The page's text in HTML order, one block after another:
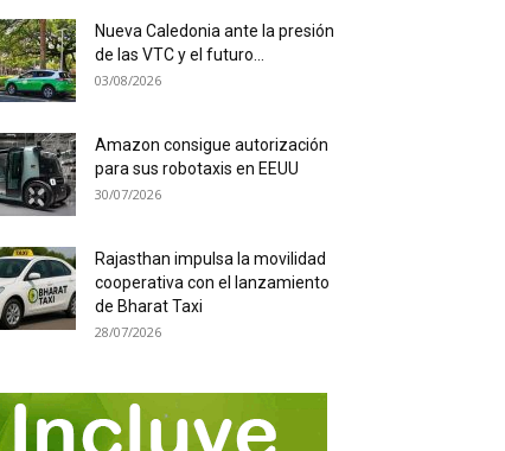
Nueva Caledonia ante la presión
de las VTC y el futuro...
03/08/2026
Amazon consigue autorización
para sus robotaxis en EEUU
30/07/2026
Rajasthan impulsa la movilidad
cooperativa con el lanzamiento
de Bharat Taxi
28/07/2026